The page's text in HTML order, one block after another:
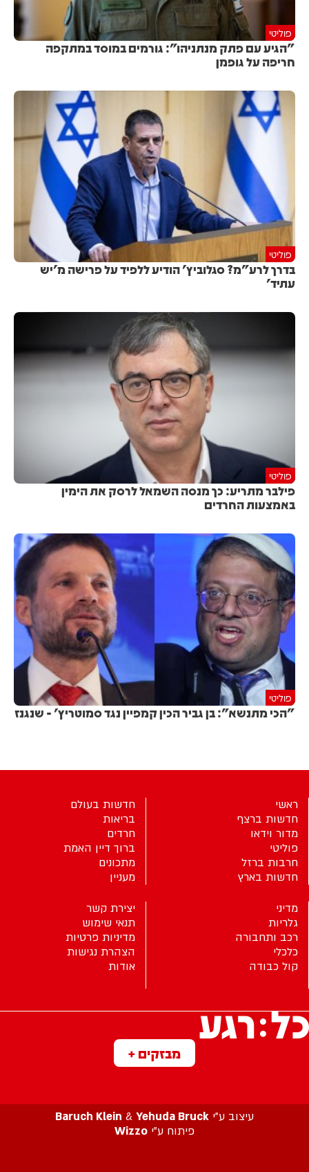
פוליטי
"הגיע עם פתק מנתניהו": גורמים במוסד במתקפה
חריפה על גופמן
פוליטי
בדרך לרע"מ? סגלוביץ' הודיע ללפיד על פרישה מ'יש
עתיד'
פוליטי
פילבר מתריע: כך מנסה השמאל לרסק את הימין
באמצעות החרדים
פוליטי
"הכי מתנשא": בן גביר הכין קמפיין נגד סמוטריץ' - שנגנז
מבזקים +
ראשי
חדשות ברצף
מדור וידאו
פוליטי
חרבות ברזל
חדשות בארץ
חדשות בעולם
בריאות
חרדים
ברוך דיין האמת
מתכונים
מעניין
מדיני
גלריות
רכב ותחבורה
כלכלי
קול כבודה
יצירת קשר
תנאי שימוש
מדיניות פרטיות
הצהרת נגישות
אודות
עיצוב ע”י Baruch Klein & Yehuda Bruck
פיתוח ע”י Wizzo